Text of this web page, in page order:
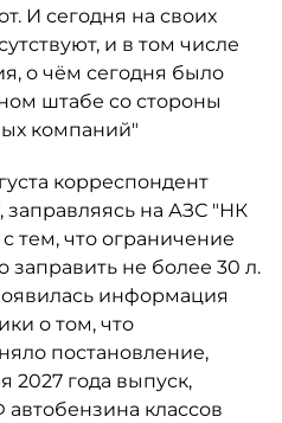
И сегодня на своих
и в том числе
о чём сегодня было
штабе со стороны
компаний"
корреспондент
заправляясь на АЗС "НК
тем, что ограничение
не более 30 л.
информация
о том, что
постановление,
года выпуск,
классов